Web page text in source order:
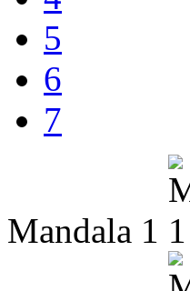
5
6
7
Mandala 1